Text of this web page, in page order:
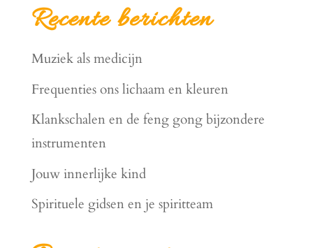
Recente berichten
Muziek als medicijn
Frequenties ons lichaam en kleuren
Klankschalen en de feng gong bijzondere
instrumenten
Jouw innerlijke kind
Spirituele gidsen en je spiritteam